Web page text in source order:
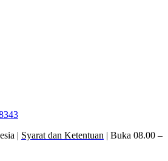
| Syarat dan Ketentuan | Buka 08.00 –